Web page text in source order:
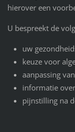
hierover een
U bespreekt de
uw
keuze voor
aanpassing
informatie
pijnstilling na